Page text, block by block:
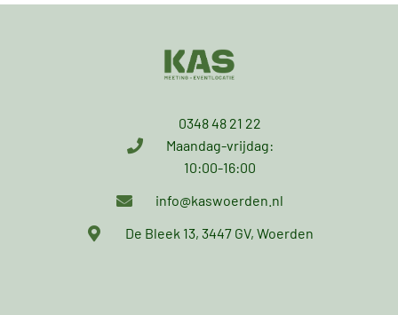
0348 48 21 22
Maandag-vrijdag:
10:00-16:00
info@kaswoerden.nl
De Bleek 13, 3447 GV, Woerden